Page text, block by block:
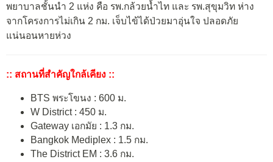
พยาบาลชั้นนำ 2 แห่ง คือ รพ.กล้วยน้ำไท และ รพ.สุขุมวิท ห่าง
จากโครงการไม่เกิน 2 กม. เจ็บไข้ได้ป่วยมาอุ่นใจ ปลอดภัย
แน่นอนหายห่วง
:: สถานที่สำคัญใกล้เคียง ::
BTS พระโขนง : 600 ม.
W District : 450 ม.
Gateway เอกมัย : 1.3 กม.
Bangkok Mediplex : 1.5 กม.
The District EM : 3.6 กม.